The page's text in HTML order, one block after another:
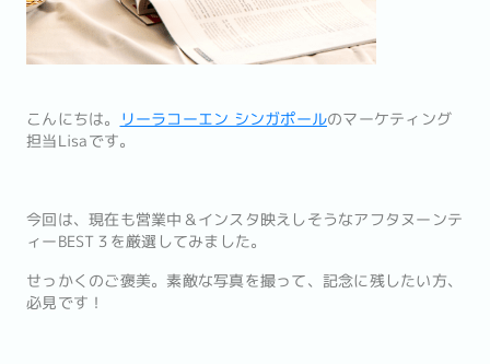
こんにちは。 リーラコーエン シンガポールのマーケティング
担当Lisaです。
今回は、現在も営業中＆インスタ映えしそうなアフタヌーンテ
ィーBEST３を厳選してみました。
せっかくのご褒美。素敵な写真を撮って、記念に残したい方、
必見です！